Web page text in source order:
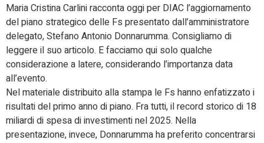
Maria Cristina Carlini racconta oggi per DIAC l’aggiornamento
del piano strategico delle Fs presentato dall’amministratore
delegato, Stefano Antonio Donnarumma. Consigliamo di
leggere il suo articolo. E facciamo qui solo qualche
considerazione a latere, considerando l’importanza data
all’evento.
Nel materiale distribuito alla stampa le Fs hanno enfatizzato i
risultati del primo anno di piano. Fra tutti, il record storico di 18
miliardi di spesa di investimenti nel 2025. Nella
presentazione, invece, Donnarumma ha preferito concentrarsi